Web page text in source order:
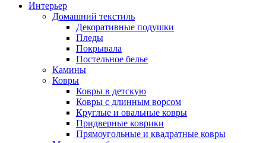
Интерьер
Домашний текстиль
Декоративные подушки
Пледы
Покрывала
Постельное белье
Камины
Ковры
Ковры в детскую
Ковры с длинным ворсом
Круглые и овальные ковры
Придверные коврики
Прямоугольные и квадратные ковры